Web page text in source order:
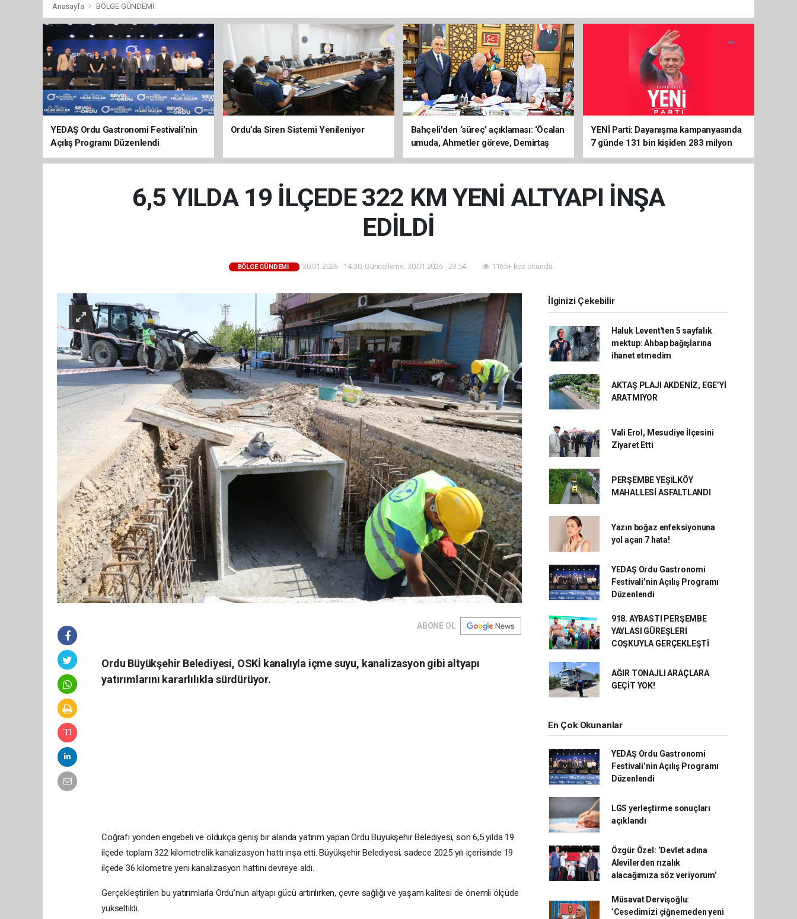
Anasayfa BÖLGE GÜNDEMİ
YEDAŞ Ordu Gastronomi Festivali’nin
Açılış Programı Düzenlendi
Ordu’da Siren Sistemi Yenileniyor
Bahçeli'den ‘süreç’ açıklaması: ‘Öcalan
umuda, Ahmetler göreve, Demirtaş
evine dönmeli’
YENİ Parti: Dayanışma kampanyasında
7 günde 131 bin kişiden 283 milyon
liralık destek
6,5 YILDA 19 İLÇEDE 322 KM YENİ ALTYAPI İNŞA
EDİLDİ
BÖLGE GÜNDEMİ 30.01.2026 - 14:30, Güncelleme: 30.01.2026 - 23:54 1165+ kez okundu.
ABONE OL
Ordu Büyükşehir Belediyesi, OSKİ kanalıyla içme suyu, kanalizasyon gibi altyapı
yatırımlarını kararlılıkla sürdürüyor.
Coğrafi yönden engebeli ve oldukça geniş bir alanda yatırım yapan Ordu Büyükşehir Belediyesi, son 6,5 yılda 19
ilçede toplam 322 kilometrelik kanalizasyon hattı inşa etti. Büyükşehir Belediyesi, sadece 2025 yılı içerisinde 19
ilçede 36 kilometre yeni kanalizasyon hattını devreye aldı.
Gerçekleştirilen bu yatırımlarla Ordu’nun altyapı gücü artırılırken, çevre sağlığı ve yaşam kalitesi de önemli ölçüde
yükseltildi.
İlginizi Çekebilir
Haluk Levent'ten 5 sayfalık
mektup: Ahbap bağışlarına
ihanet etmedim
AKTAŞ PLAJI AKDENİZ, EGE’Yİ
ARATMIYOR
Vali Erol, Mesudiye İlçesini
Ziyaret Etti
PERŞEMBE YEŞİLKÖY
MAHALLESİ ASFALTLANDI
Yazın boğaz enfeksiyonuna
yol açan 7 hata!
YEDAŞ Ordu Gastronomi
Festivali’nin Açılış Programı
Düzenlendi
918. AYBASTI PERŞEMBE
YAYLASI GÜREŞLERİ
COŞKUYLA GERÇEKLEŞTİ
AĞIR TONAJLI ARAÇLARA
GEÇİT YOK!
En Çok Okunanlar
YEDAŞ Ordu Gastronomi
Festivali’nin Açılış Programı
Düzenlendi
LGS yerleştirme sonuçları
açıklandı
Özgür Özel: ‘Devlet adına
Alevilerden rızalık
alacağımıza söz veriyorum’
Müsavat Dervişoğlu:
‘Cesedimizi çiğnemeden yeni